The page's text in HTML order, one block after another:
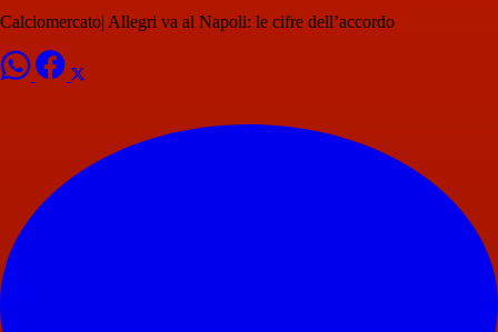
Calciomercato| Allegri va al Napoli: le cifre dell’accordo